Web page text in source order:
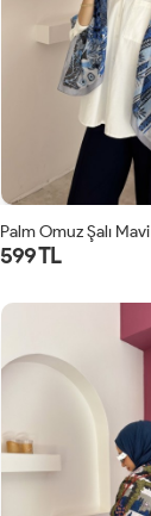
STD
Palm Omuz Şalı Mavi
599 TL